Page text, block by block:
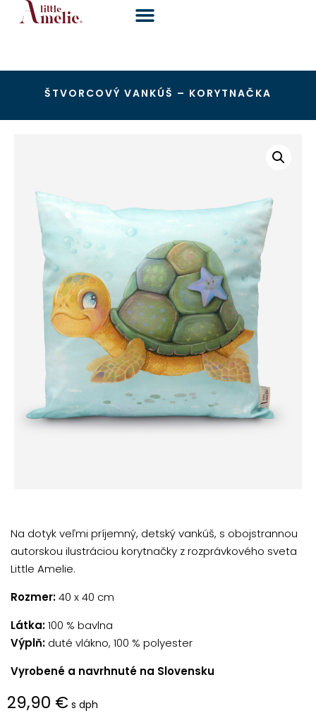
ŠTVORCOVÝ VANKÚŠ – KORYTNAČKA
Na dotyk veľmi príjemný, detský vankúš, s obojstrannou
autorskou ilustráciou korytnačky z rozprávkového sveta
Little Amelie.
Rozmer:40 x 40 cm
Látka:100 % bavlna
Výplň: duté vlákno, 100 % polyester
Vyrobené a navrhnuté na Slovensku
29,90 € s dph